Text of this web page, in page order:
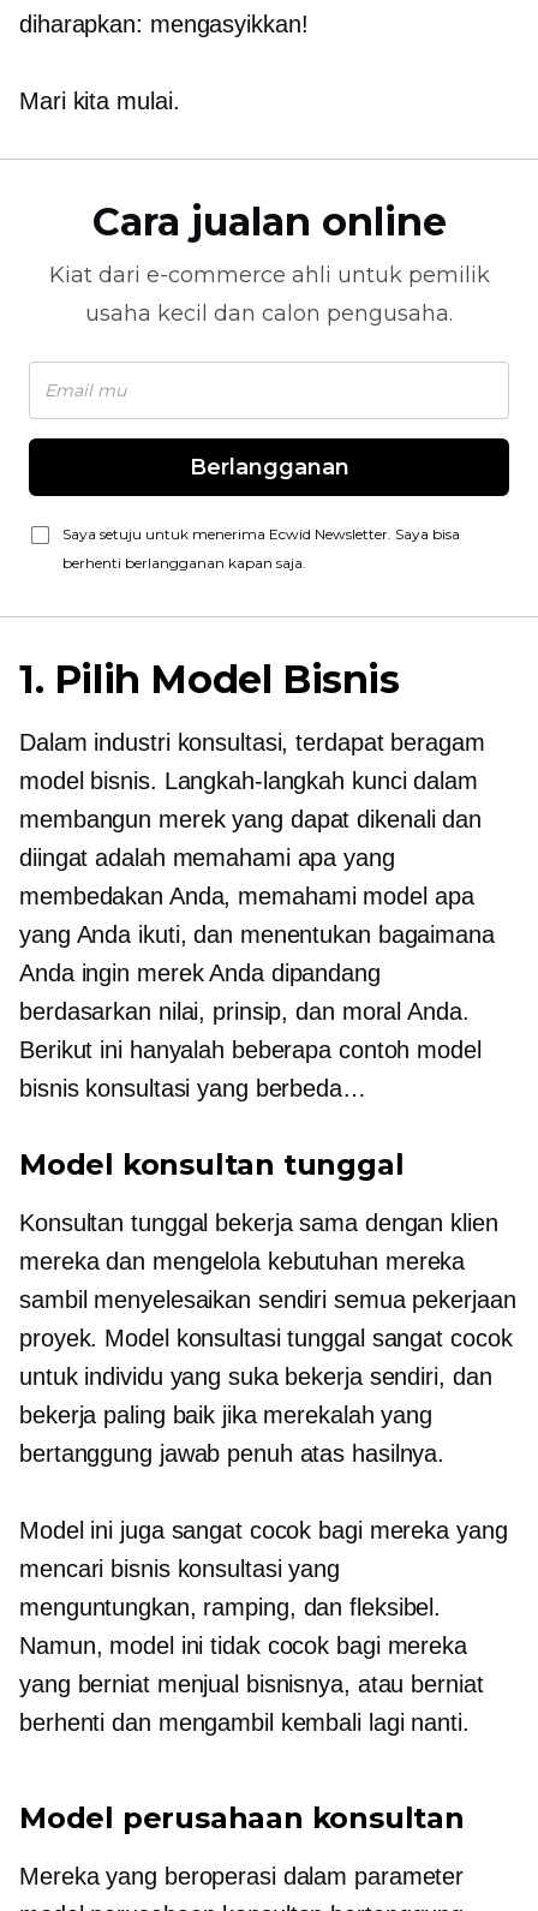
diharapkan: mengasyikkan!
Mari kita mulai.
Cara jualan online
Kiat dari e-commerce ahli untuk pemilik
usaha kecil dan calon pengusaha.
Berlangganan
Saya setuju untuk menerima Ecwid Newsletter. Saya bisa
berhenti berlangganan kapan saja.
1. Pilih Model Bisnis
Dalam industri konsultasi, terdapat beragam
model bisnis. Langkah-langkah kunci dalam
membangun merek yang dapat dikenali dan
diingat adalah memahami apa yang
membedakan Anda, memahami model apa
yang Anda ikuti, dan menentukan bagaimana
Anda ingin merek Anda dipandang
berdasarkan nilai, prinsip, dan moral Anda.
Berikut ini hanyalah beberapa contoh model
bisnis konsultasi yang berbeda…
Model konsultan tunggal
Konsultan tunggal bekerja sama dengan klien
mereka dan mengelola kebutuhan mereka
sambil menyelesaikan sendiri semua pekerjaan
proyek. Model konsultasi tunggal sangat cocok
untuk individu yang suka bekerja sendiri, dan
bekerja paling baik jika merekalah yang
bertanggung jawab penuh atas hasilnya.
Model ini juga sangat cocok bagi mereka yang
mencari bisnis konsultasi yang
menguntungkan, ramping, dan fleksibel.
Namun, model ini tidak cocok bagi mereka
yang berniat menjual bisnisnya, atau berniat
berhenti dan mengambil kembali lagi nanti.
Model perusahaan konsultan
Mereka yang beroperasi dalam parameter